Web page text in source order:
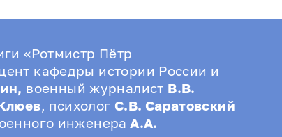
«Ротмистр Пётр
кафедры истории России и
военный журналист В.В.
, психолог С.В. Саратовский
инженера А.А.